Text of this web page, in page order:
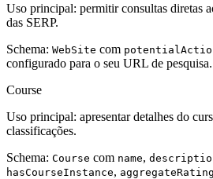
Uso principal: permitir consultas diretas
das SERP.
Schema: WebSite com
configurado para o seu URL de pesquisa.
Course
Uso principal: apresentar detalhes do
classificações.
Schema: Course com name,
hasCourseInstance, aggregateRating